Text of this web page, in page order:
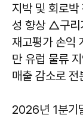
지박 및 회로
성 향상 △구리
재고평가 손익
만 유럽 물류
매출 감소로
2026년 1분기